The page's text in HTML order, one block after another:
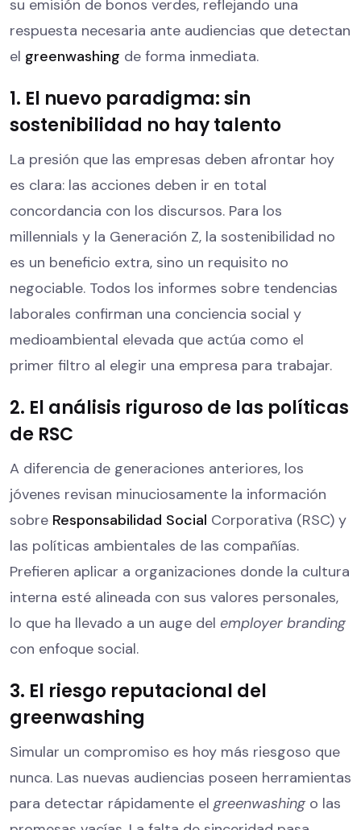
su emisión de bonos verdes, reflejando una
respuesta necesaria ante audiencias que detectan
el greenwashing de forma inmediata.
1. El nuevo paradigma: sin
sostenibilidad no hay talento
La presión que las empresas deben afrontar hoy
es clara: las acciones deben ir en total
concordancia con los discursos. Para los
millennials y la Generación Z, la sostenibilidad no
es un beneficio extra, sino un requisito no
negociable. Todos los informes sobre tendencias
laborales confirman una conciencia social y
medioambiental elevada que actúa como el
primer filtro al elegir una empresa para trabajar.
2. El análisis riguroso de las políticas
de RSC
A diferencia de generaciones anteriores, los
jóvenes revisan minuciosamente la información
sobre Responsabilidad Social Corporativa (RSC) y
las políticas ambientales de las compañías.
Prefieren aplicar a organizaciones donde la cultura
interna esté alineada con sus valores personales,
lo que ha llevado a un auge del employer branding
con enfoque social.
3. El riesgo reputacional del
greenwashing
Simular un compromiso es hoy más riesgoso que
nunca. Las nuevas audiencias poseen herramientas
para detectar rápidamente elgreenwashing o las